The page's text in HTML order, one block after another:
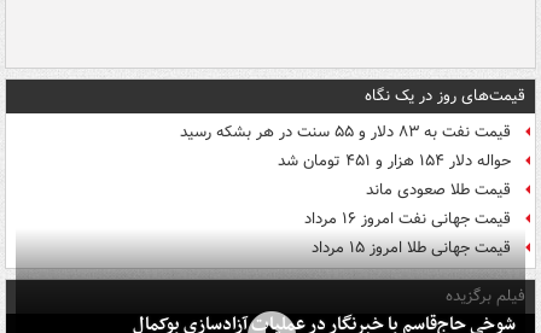
قیمت‌های روز در یک نگاه
قیمت نفت به ۸۳ دلار و ۵۵ سنت در هر بشکه رسید
حواله دلار ۱۵۴ هزار و ۴۵۱ تومان شد
قیمت طلا صعودی ماند
قیمت جهانی نفت امروز ۱۶ مرداد
قیمت جهانی طلا امروز ۱۵ مرداد
فیلم برگزیده
شوخی حاج‌قاسم با خبرنگار در عملیات آزادسازی بوکمال